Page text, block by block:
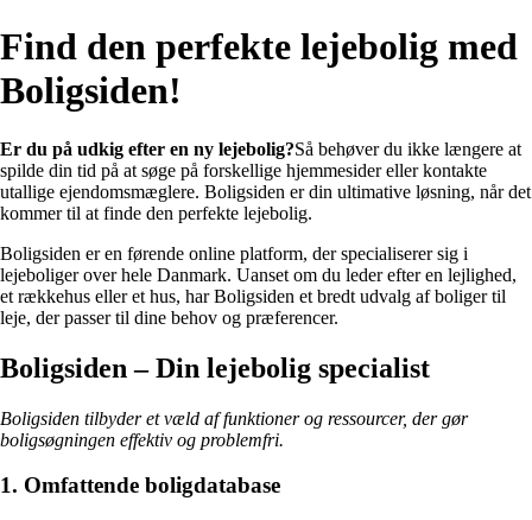
Find den perfekte lejebolig med
Boligsiden!
Er du på udkig efter en ny lejebolig?Så behøver du ikke længere at
spilde din tid på at søge på forskellige hjemmesider eller kontakte
utallige ejendomsmæglere. Boligsiden er din ultimative løsning, når det
kommer til at finde den perfekte lejebolig.
Boligsiden er en førende online platform, der specialiserer sig i
lejeboliger over hele Danmark. Uanset om du leder efter en lejlighed,
et rækkehus eller et hus, har Boligsiden et bredt udvalg af boliger til
leje, der passer til dine behov og præferencer.
Boligsiden – Din lejebolig specialist
Boligsiden tilbyder et væld af funktioner og ressourcer, der gør
boligsøgningen effektiv og problemfri.
1. Omfattende boligdatabase